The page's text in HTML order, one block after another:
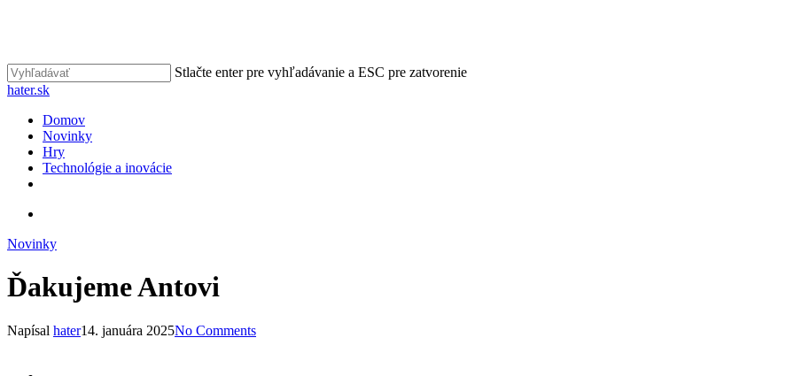
content
Stlačte enter pre vyhľadávanie a ESC pre zatvorenie
Close
hater.sk
vyhľadávať
Menu
Domov
Novinky
Hry
Technológie a inovácie
Novinky
Ďakujeme Antovi
Napísal hater14. januára 2025No Comments